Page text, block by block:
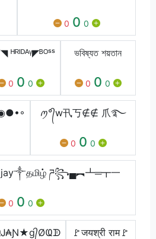
0 0 0
ᴴᴿᴵᴰᴬᵞ◤ᴮᴼˢˢ
0 0 0
ভবিষ্যত শয়তান
0 0 0
ꪑ°᭄w卂丂∉∉ 爪࿐
0 0 0
ཌ꧂▄︻┻═┳一
0 0 0
🚩जयश्री राम🚩